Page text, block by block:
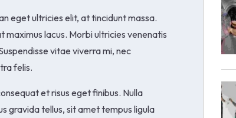
eget ultricies elit, at tincidunt massa.
maximus lacus. Morbi ultricies venenatis
vitae viverra mi, nec
felis.
et risus eget finibus. Nulla
gravida tellus, sit amet tempus ligula